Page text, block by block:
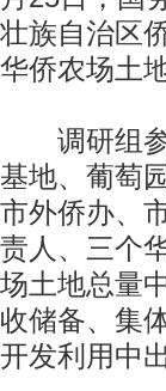
壮族自治区
华侨农场土
调研组参
基地、葡萄
市外侨办、
责人、三个
场土地总量
收储备、集
开发利用中